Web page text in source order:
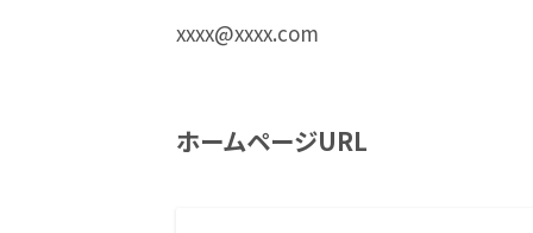
xxxx@xxxx.com
ホームページURL